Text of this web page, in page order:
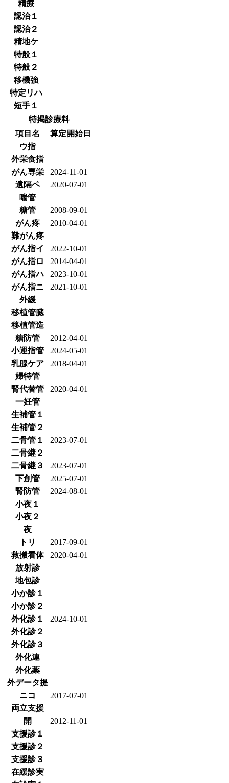
精療
認治１
認治２
精地ケ
特般１
特般２
移機強
特定リハ
短手１
特掲診療料
項目名
算定開始日
ウ指
外栄食指
がん専栄
2024-11-01
遠隔ペ
2020-07-01
喘管
糖管
2008-09-01
がん疼
2010-04-01
難がん疼
がん指イ
2022-10-01
がん指ロ
2014-04-01
がん指ハ
2023-10-01
がん指ニ
2021-10-01
外緩
移植管臓
移植管造
糖防管
2012-04-01
小運指管
2024-05-01
乳腺ケア
2018-04-01
婦特管
腎代替管
2020-04-01
一妊管
生補管１
生補管２
二骨管１
2023-07-01
二骨継２
二骨継３
2023-07-01
下創管
2025-07-01
腎防管
2024-08-01
小夜１
小夜２
夜
トリ
2017-09-01
救搬看体
2020-04-01
放射診
地包診
小か診１
小か診２
外化診１
2024-10-01
外化診２
外化診３
外化連
外化薬
外データ提
ニコ
2017-07-01
両立支援
開
2012-11-01
支援診１
支援診２
支援診３
在緩診実